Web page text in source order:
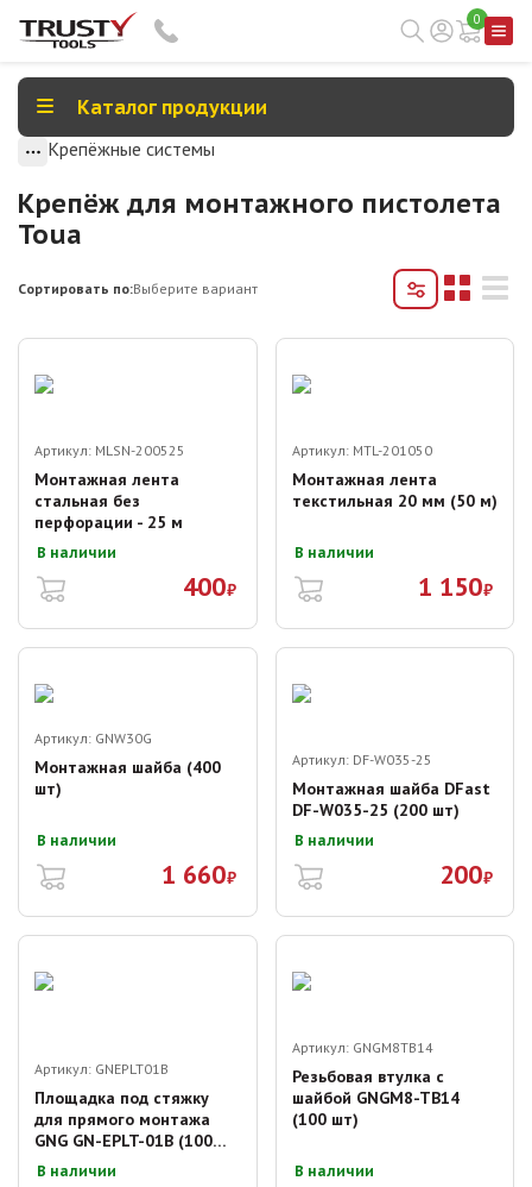
0
Каталог продукции
Крепёжные системы
Крепёж для монтажного пистолета
Toua
Сортировать по:Выберите вариант
Артикул: MLSN-200525
Монтажная лента
стальная без
перфорации - 25 м
В наличии
400₽
Артикул: MTL-201050
Монтажная лента
текстильная 20 мм (50 м)
В наличии
1 150₽
Артикул: GNW30G
Монтажная шайба (400
шт)
В наличии
1 660₽
Артикул: DF-W035-25
Монтажная шайба DFast
DF-W035-25 (200 шт)
В наличии
200₽
Артикул: GNEPLT01B
Площадка под стяжку
для прямого монтажа
GNG GN-EPLT-01B (100
шт)
В наличии
Артикул: GNGM8TB14
Резьбовая втулка с
шайбой GNGM8-TB14
(100 шт)
В наличии